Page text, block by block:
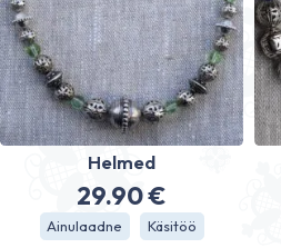
Helmed
29.90€
Ainulaadne Käsitöö